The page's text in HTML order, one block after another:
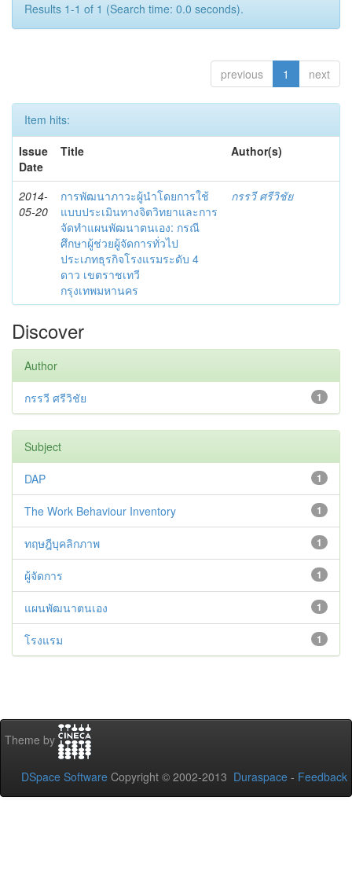
Results 1-1 of 1 (Search time: 0.0 seconds).
previous 1 next
Item hits:
Issue
Date
Title Author(s)
2014-
05-20
การพัฒนาภาวะผู้นำโดยการใช้
แบบประเมินทางจิตวิทยาและการ
จัดทำแผนพัฒนาตนเอง: กรณี
ศึกษาผู้ช่วยผู้จัดการทั่วไป
ประเภทธุรกิจโรงแรมระดับ 4
ดาว เขตราชเทวี
กรุงเทพมหานคร
กรรวี ศรีวิชัย
Discover
Author
1
กรรวี ศรีวิชัย
Subject
1
DAP
1
The Work Behaviour Inventory
1
ทฤษฎีบุคลิกภาพ
1
ผู้จัดการ
1
แผนพัฒนาตนเอง
1
โรงแรม
Theme by
DSpace Software Copyright © 2002-2013 Duraspace - Feedback